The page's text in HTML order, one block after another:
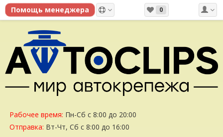
0
Рабочее время: Пн-Сб с 8:00 до 20:00
Отправка: Вт-Чт, Сб с 8:00 до 16:00